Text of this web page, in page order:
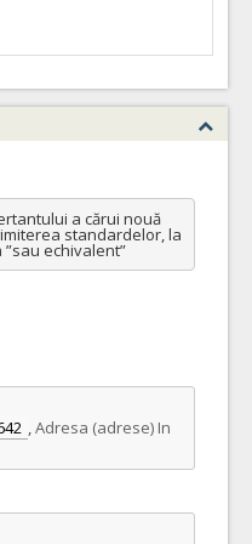
ANULAT
2500 buc.
a cărui nouă
standardelor, la
echivalent”
,Adresa (adrese) In